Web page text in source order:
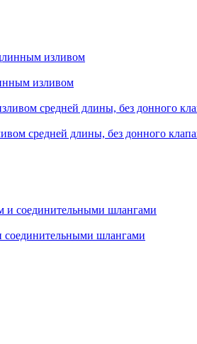
изливом
средней длины, без донного
соединительными шлангами